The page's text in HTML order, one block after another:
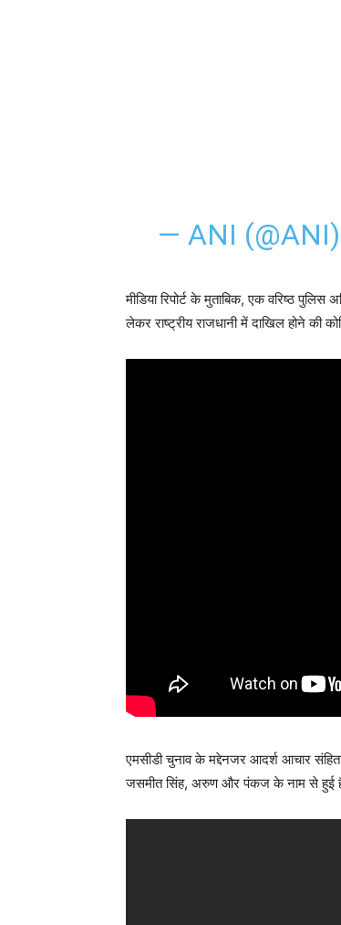
— ANI (@ANI)
मीडिया रिपोर्ट के मुताबिक, एक वरिष्ठ
लेकर राष्ट्रीय राजधानी में दाखिल होने की
एमसीडी चुनाव के मद्देनजर आदर्श आचार
जसमीत सिंह, अरुण और पंकज के नाम से हुई